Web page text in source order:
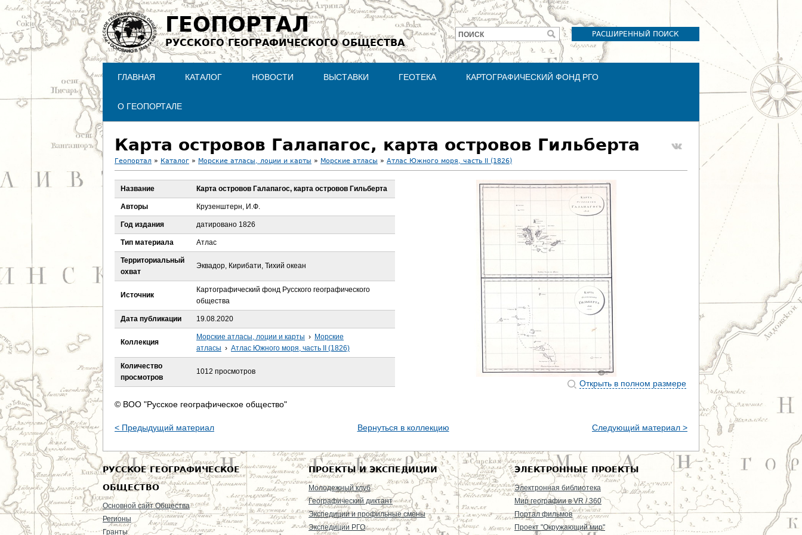
Jump to navigation
ГЕОПОРТАЛ
РУССКОГО ГЕОГРАФИЧЕСКОГО ОБЩЕСТВА
РАСШИРЕННЫЙ ПОИСК
Форма
поиска
ПОИСК
ГЛАВНАЯ КАТАЛОГ НОВОСТИ ВЫСТАВКИ ГЕОТЕКА КАРТОГРАФИЧЕСКИЙ ФОНД РГО
О ГЕОПОРТАЛЕ
Карта островов Галапагос, карта островов Гильберта
В
ы
д
е
с
ь
Геопортал » Каталог » Морские атласы, лоции и карты » Морские атласы » Атлас Южного моря, часть II (1826)
Открыть в полном размере
Название Карта островов Галапагос, карта островов Гильберта
Авторы Крузенштерн, И.Ф.
Год издания датировано 1826
Тип материала Атлас
Территориальный
охват
Эквадор, Кирибати, Тихий океан
Источник
Картографический фонд Русского географического
общества
Дата публикации 19.08.2020
Коллекция
Морские атласы, лоции и карты › Морские
атласы › Атлас Южного моря, часть II (1826)
Количество
просмотров
1012 просмотров
© ВОО "Русское географическое общество"
< Предыдущий материал Вернуться в коллекцию Следующий материал >
РУССКОЕ ГЕОГРАФИЧЕСКОЕ
ОБЩЕСТВО
Основной сайт Общества
Регионы
Гранты
ПРОЕКТЫ И ЭКСПЕДИЦИИ
Молодежный клуб
Географический диктант
Экспедиции и профильные смены
Экспедиции РГО
ЭЛЕКТРОННЫЕ ПРОЕКТЫ
Электронная библиотека
Мир географии в VR / 360
Портал фильмов
Проект "Окружающий мир"